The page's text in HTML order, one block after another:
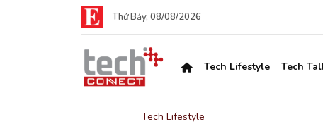
Thứ Bảy, 08/08/2026
Tech Lifestyle Tech
Tech Lifestyle